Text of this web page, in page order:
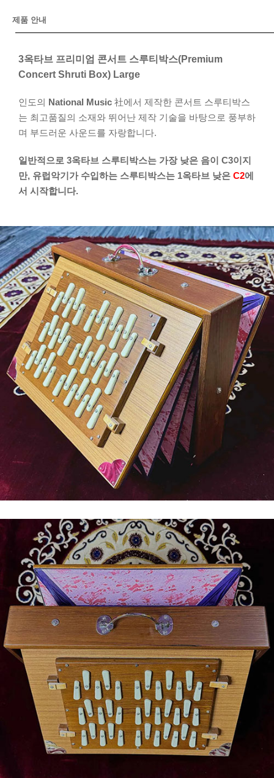
제품 안내
3옥타브 프리미엄 콘서트 스루티박스(Premium
Concert Shruti Box) Large
인도의 National Music 社에서 제작한 콘서트 스루티박스
는 최고품질의 소재와 뛰어난 제작 기술을 바탕으로 풍부하
며 부드러운 사운드를 자랑합니다.
일반적으로 3옥타브 스루티박스는 가장 낮은 음이 C3이지
만, 유럽악기가 수입하는 스루티박스는 1옥타브 낮은 C2에
서 시작합니다.